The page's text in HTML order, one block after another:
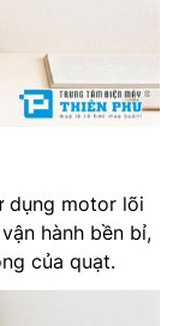
mm
dụng motor lõi
hành bền bỉ,
của quạt.